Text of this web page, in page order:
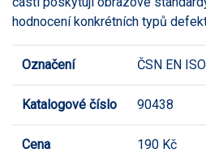
hodnocení konkrétních typů
Označení ČSN EN
Katalogové číslo 90438
Cena 190 Kč